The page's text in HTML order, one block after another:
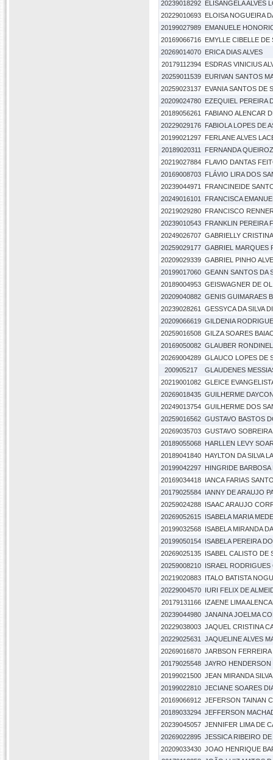
20239018292 ELISANGELA ALVES
20229010693 ELOISA NOGUEIRA
20199027989 EMANUELE
20169066716 EMYLLE CIBELLE DE
20269014070 ERICA DIAS ALVES
20179112394
ESDRAS VINICIUS
20259011539
EURIVAN SANTOS
20259023137 EVANIA SANTOS DE
20209024780 EZEQUIEL PEREIRA
20189056261
FABIANO ALENCAR
20229029176 FABIOLA LOPES DE
20199021297 FERLANE ALVES
20189020311
FERNANDA
20219027884 FLAVIO DANTAS
20169008703 FLÁVIO LIRA DOS
20239044971
FRANCINEIDE
20249016101
FRANCISCA
20219029280 FRANCISCO
20239010543 FRANKLIN PEREIRA
20249026707 GABRIELLY
20259029177 GABRIEL MARQUES
20209029339 GABRIEL PINHO
20199017060 GEANN SANTOS DA
20189004953 GEISWAGNER DE
20209040882 GENIS GUIMARAES
20239028261
GESSYCA DA SILVA
20209066619 GILDENIA
20259016508 GILZA SOARES
20169050082 GLAUBER
20269004289 GLAUCO LOPES DE
200905217
GLAUDENES
20219001082 GLEICE
20269018435 GUILHERME
20249013754 GUILHERME DOS
20259016562 GUSTAVO BASTOS
20269035703 GUSTAVO
20189055068 HARLLEN LEVY
20189041840 HAYLTON DA SILVA
20199042297 HINGRIDE BARBOSA
20169034418 IANCA FARIAS
20179025584 IANNY DE ARAUJO
20259024288 ISAAC ARAUJO
20269052615 ISABELA MARIA
20199032568 ISABELA MIRANDA
20199050154 ISABELA PEREIRA
20269025135 ISABEL CALISTO DE
20259008210 ISRAEL RODRIGUES
20219020883 ITALO BATISTA
20229004570 IURI FELIX DE
20179131166
IZAENE LIMA
20239044980 JANAINA JOELMA
20229038003 JAQUEL CRISTINA
20229025631
JAQUELINE ALVES
20269016870 JARBSON FERREIRA
20179025548 JAYRO HENDERSON
20199021500 JEAN MIRANDA
20199022810 JECIANE SOARES
20169066912 JEFERSON TAINAN
20189033294 JEFFERSON
20239045057 JENNIFER LIMA DE
20269022895 JESSICA RIBEIRO
20209033430 JOAO HENRIQUE